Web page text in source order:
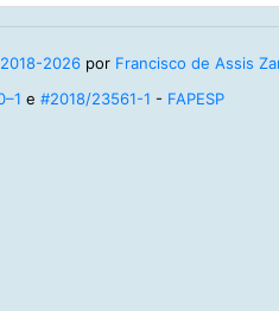
2026 por Francisco de Assis
e #2018/23561-1 - FAPESP